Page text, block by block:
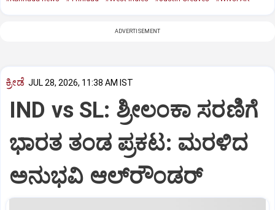
ADVERTISEMENT
ಕ್ರೀಡೆ JUL 28, 2026, 11:38 AM IST
IND vs SL: ಶ್ರೀಲಂಕಾ ಸರಣಿಗೆ
ಭಾರತ ತಂಡ ಪ್ರಕಟ: ಮರಳಿದ
ಅನುಭವಿ ಆಲ್‌ರೌಂಡರ್‌